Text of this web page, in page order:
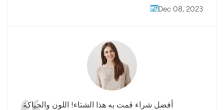
Русский
Español
Português
Nederland
Dec 08, 2023
أفضل شراء قمت به هذا الشتاء! اللون والحياكة